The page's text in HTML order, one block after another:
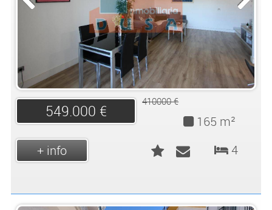
549.000 €
410000 €
165 m²
4
+ info